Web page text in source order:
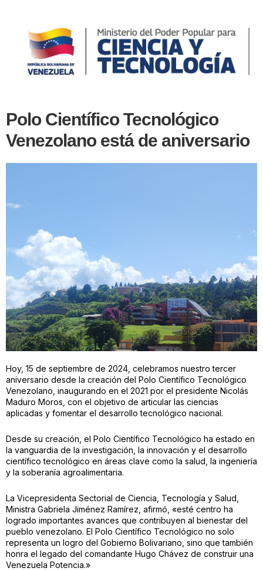
Polo Científico Tecnológico
Venezolano está de aniversario
Hoy, 15 de septiembre de 2024, celebramos nuestro tercer
aniversario desde la creación del Polo Científico Tecnológico
Venezolano, inaugurando en el 2021 por el presidente Nicolás
Maduro Moros, con el objetivo de articular las ciencias
aplicadas y fomentar el desarrollo tecnológico nacional.
Desde su creación, el Polo Científico Tecnológico ha estado en
la vanguardia de la investigación, la innovación y el desarrollo
científico tecnológico en áreas clave como la salud, la ingeniería
y la soberanía agroalimentaria.
La Vicepresidenta Sectorial de Ciencia, Tecnología y Salud,
Ministra Gabriela Jiménez Ramírez, afirmó, «esté centro ha
logrado importantes avances que contribuyen al bienestar del
pueblo venezolano. El Polo Científico Tecnológico no solo
representa un logro del Gobierno Bolivariano, sino que también
honra el legado del comandante Hugo Chávez de construir una
Venezuela Potencia.»